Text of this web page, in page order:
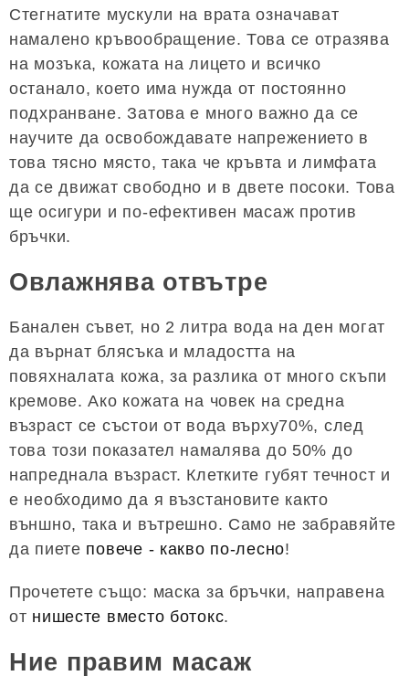
Стегнатите мускули на врата означават
намалено кръвообращение. Това се отразява
на мозъка, кожата на лицето и всичко
останало, което има нужда от постоянно
подхранване. Затова е много важно да се
научите да освобождавате напрежението в
това тясно място, така че кръвта и лимфата
да се движат свободно и в двете посоки. Това
ще осигури и по-ефективен масаж против
бръчки.
Овлажнява отвътре
Банален съвет, но 2 литра вода на ден могат
да върнат блясъка и младостта на
повяхналата кожа, за разлика от много скъпи
кремове. Ако кожата на човек на средна
възраст се състои от вода върху70%, след
това този показател намалява до 50% до
напреднала възраст. Клетките губят течност и
е необходимо да я възстановите както
външно, така и вътрешно. Само не забравяйте
да пиете повече - какво по-лесно!
Прочетете също: маска за бръчки, направена
от нишесте вместо ботокс.
Ние правим масаж